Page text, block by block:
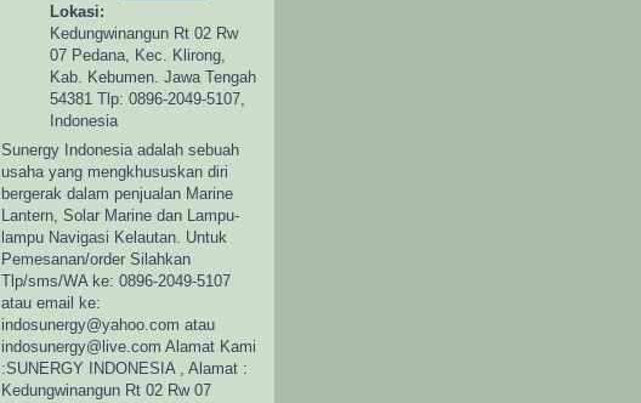
Lokasi:
Kedungwinangun Rt 02 Rw
07 Pedana, Kec. Klirong,
Kab. Kebumen. Jawa Tengah
54381 Tlp: 0896-2049-5107,
Indonesia
Sunergy Indonesia adalah sebuah
usaha yang mengkhususkan diri
bergerak dalam penjualan Marine
Lantern, Solar Marine dan Lampu-
lampu Navigasi Kelautan. Untuk
Pemesanan/order Silahkan
Tlp/sms/WA ke: 0896-2049-5107
atau email ke:
indosunergy@yahoo.com atau
indosunergy@live.com Alamat Kami
:SUNERGY INDONESIA , Alamat :
Kedungwinangun Rt 02 Rw 07